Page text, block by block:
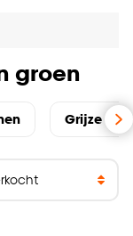
huis
groen
Grijze